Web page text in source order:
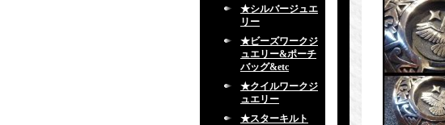
★シルバージュエ
リー
★ビーズワークジ
ュエリー&ポーチ
バッグ&etc
★クイルワークジ
ュエリー
★スターキルト